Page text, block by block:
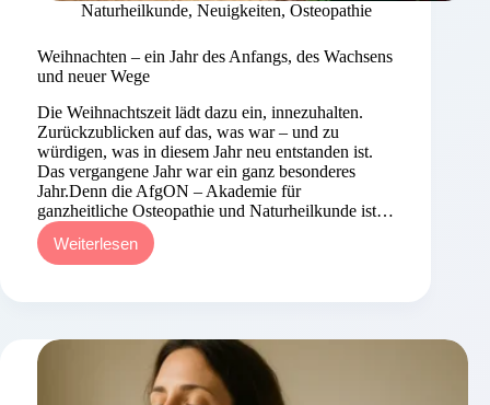
Naturheilkunde, Neuigkeiten, Osteopathie
Weihnachten – ein Jahr des Anfangs, des Wachsens
und neuer Wege
Die Weihnachtszeit lädt dazu ein, innezuhalten.
Zurückzublicken auf das, was war – und zu
würdigen, was in diesem Jahr neu entstanden ist.
Das vergangene Jahr war ein ganz besonderes
Jahr.Denn die AfgON – Akademie für
ganzheitliche Osteopathie und Naturheilkunde ist…
WeiterlesenWeihnachten
–
Jahr
Anfangs,
Wachsens